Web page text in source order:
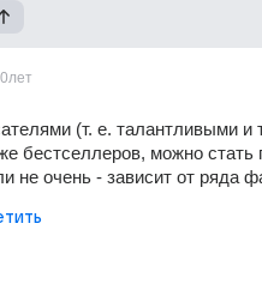
(т. е. талантливыми и
бестселлеров, можно
не очень - зависит от ряда